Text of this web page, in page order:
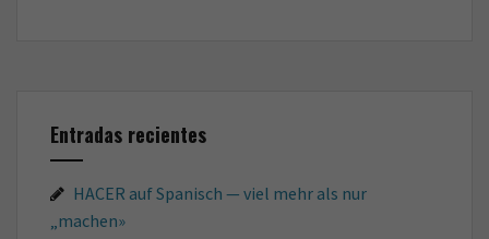
Entradas recientes
HACER auf Spanisch — viel mehr als nur
„machen»